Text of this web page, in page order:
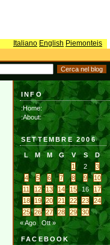
Italiano English Piemonteis
INFO
:Home:
:About:
SETTEMBRE 2006
L M M G V S
D
1
2
3
4
5 6 7 8 9
10
11
12 13 14 15 16
17
18
19 20 21 22 23
24
25
26 27 28 29
30
« Ago
Ott »
FACEBOOK